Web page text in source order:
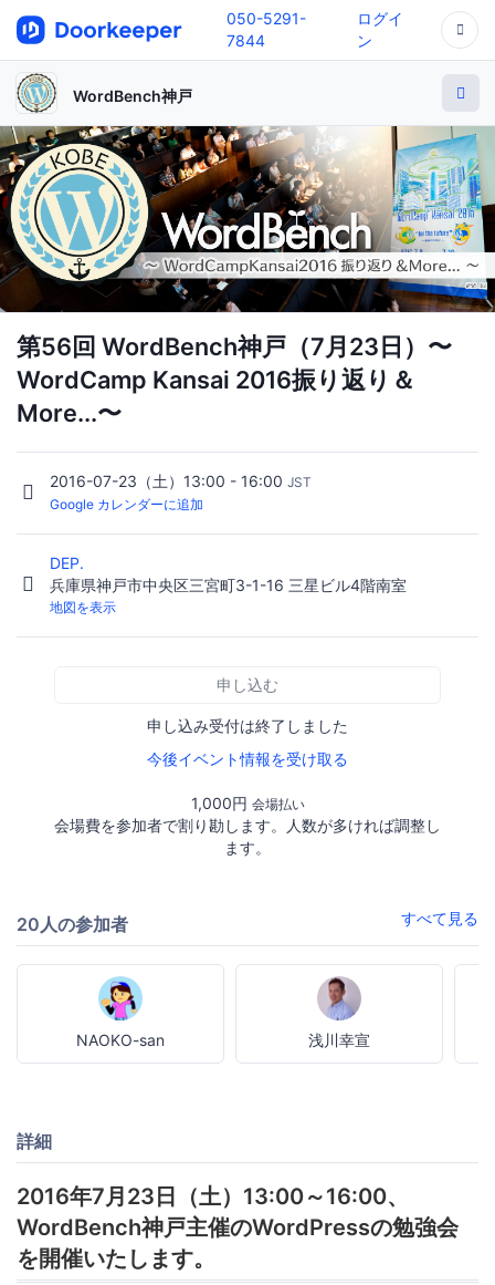
050-5291-
7844
ログイ
ン
WordBench神戸
第56回 WordBench神戸（7月23日）〜
WordCamp Kansai 2016振り返り＆
More...〜
2016-07-23（土）13:00 - 16:00 JST
Google カレンダーに追加
DEP.
兵庫県神戸市中央区三宮町3-1-16 三星ビル4階南室
地図を表示
申し込む
申し込み受付は終了しました
今後イベント情報を受け取る
1,000円 会場払い
会場費を参加者で割り勘します。人数が多ければ調整し
ます。
20人の参加者 すべて見る
NAOKO-san 浅川幸宣
詳細
2016年7月23日（土）13:00～16:00、
WordBench神戸主催のWordPressの勉強会
を開催いたします。